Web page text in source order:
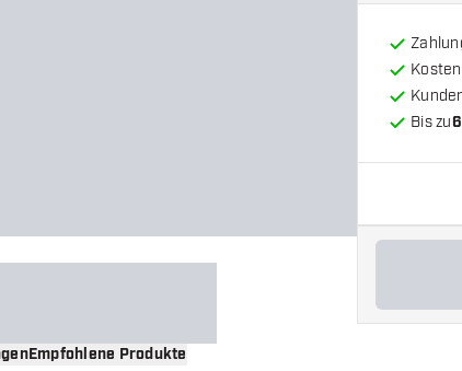
Bis zu
Empfohlene Produkte